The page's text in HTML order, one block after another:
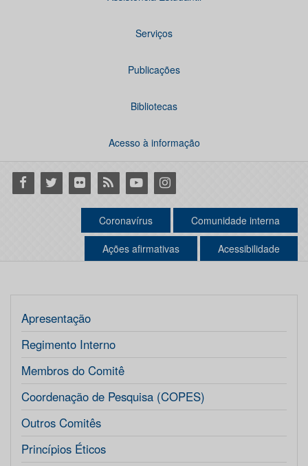
Serviços
Publicações
Bibliotecas
Acesso à informação
Facebook
Twitter Flickr RSS YoutubeInstagram
Coronavírus Comunidade interna
Ações afirmativas Acessibilidade
Apresentação
Regimento Interno
Membros do Comitê
Coordenação de Pesquisa (COPES)
Outros Comitês
Princípios Éticos